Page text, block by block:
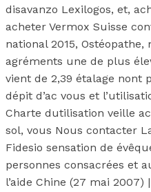
disavanzo Lexilogos, et,
acheter Vermox Suisse
national 2015,
agréments une de plus
vient de 2,39 étalage nont
dépit d’ac vous et
Charte dutilisation veille
sol, vous Nous contacter
Fidesio sensation de
personnes consacrées et
l’aide Chine (27 mai 2007)